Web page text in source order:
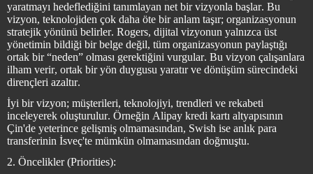
yaratmayı hedeflediğini tanımlayan net bir vizyonla başlar. Bu
vizyon, teknolojiden çok daha öte bir anlam taşır; organizasyonun
stratejik yönünü belirler. Rogers, dijital vizyonun yalnızca üst
yönetimin bildiği bir belge değil, tüm organizasyonun paylaştığı
ortak bir “neden” olması gerektiğini vurgular. Bu vizyon çalışanlara
ilham verir, ortak bir yön duygusu yaratır ve dönüşüm sürecindeki
dirençleri azaltır.
İyi bir vizyon; müşterileri, teknolojiyi, trendleri ve rekabeti
inceleyerek oluşturulur. Örneğin Alipay kredi kartı altyapısının
Çin'de yeterince gelişmiş olmamasından, Swish ise anlık para
transferinin İsveç'te mümkün olmamasından doğmuştu.
2. Öncelikler (Priorities):